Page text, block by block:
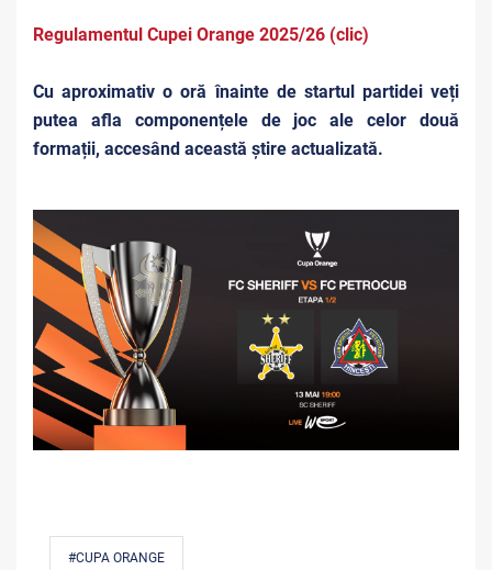
Regulamentul Cupei Orange 2025/26 (clic)
Cu aproximativ o oră înainte de startul partidei veți
putea afla componențele de joc ale celor două
formații, accesând această știre actualizată.
#CUPA ORANGE